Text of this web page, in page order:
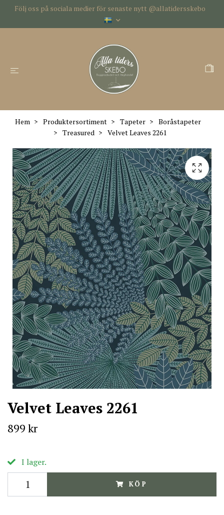
Följ oss på sociala medier för senaste nytt @allatidersskebo
Hem Produktersortiment Tapeter
Boråstapeter
Treasured
Velvet Leaves 2261
Velvet Leaves 2261
899 kr
I lager.
KÖP